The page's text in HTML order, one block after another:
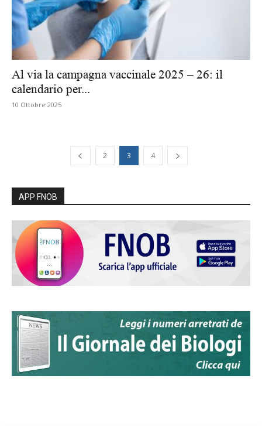
Al via la campagna vaccinale 2025 – 26: il
calendario per...
10 Ottobre 2025
2 3 4
APP FNOB